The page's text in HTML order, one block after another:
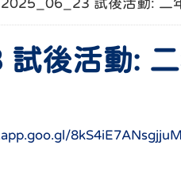
2025_06_23 試後活動: 二
後活動: